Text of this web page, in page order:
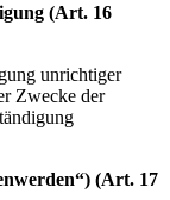
(Art. 16
unrichtiger
Zwecke der
(Art. 17